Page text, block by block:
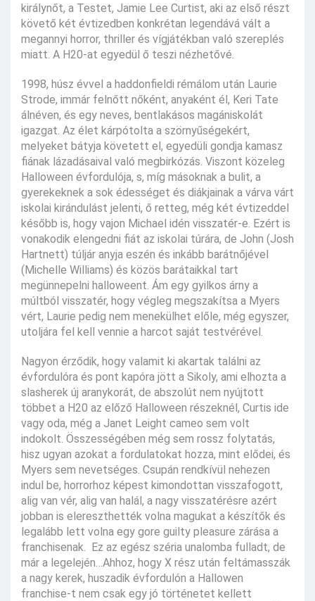
királynőt, a Testet, Jamie Lee Curtist, aki az első részt
követő két évtizedben konkrétan legendává vált a
megannyi horror, thriller és vígjátékban való szereplés
miatt. A H20-at egyedül ő teszi nézhetővé.
1998, húsz évvel a haddonfieldi rémálom után Laurie
Strode, immár felnőtt nőként, anyaként él, Keri Tate
álnéven, és egy neves, bentlakásos magániskolát
igazgat. Az élet kárpótolta a szörnyűségekért,
melyeket bátyja követett el, egyedüli gondja kamasz
fiának lázadásaival való megbirkózás. Viszont közeleg
Halloween évfordulója, s, míg másoknak a bulit, a
gyerekeknek a sok édességet és diákjainak a várva várt
iskolai kirándulást jelenti, ő retteg, még két évtizeddel
később is, hogy vajon Michael idén visszatér-e. Ezért is
vonakodik elengedni fiát az iskolai túrára, de John (Josh
Hartnett) túljár anyja eszén és inkább barátnőjével
(Michelle Williams) és közös barátaikkal tart
megünnepelni halloweent. Ám egy gyilkos árny a
múltból visszatér, hogy végleg megszakítsa a Myers
vért, Laurie pedig nem menekülhet előle, még egyszer,
utoljára fel kell vennie a harcot saját testvérével.
Nagyon érződik, hogy valamit ki akartak találni az
évfordulóra és pont kapóra jött a Sikoly, ami elhozta a
slasherek új aranykorát, de abszolút nem nyújtott
többet a H20 az előző Halloween részeknél, Curtis ide
vagy oda, még a Janet Leight cameo sem volt
indokolt. Összességében még sem rossz folytatás,
hisz ugyan azokat a fordulatokat hozza, mint elődei, és
Myers sem nevetséges. Csupán rendkívül nehezen
indul be, horrorhoz képest kimondottan visszafogott,
alig van vér, alig van halál, a nagy visszatérésre azért
jobban is elereszthették volna magukat a készítők és
legalább lett volna egy gore guilty pleasure zárása a
franchisenak. Ez az egész széria unalomba fulladt, de
már a legelején…Ahhoz, hogy X rész után feltámasszák
a nagy kerek, huszadik évfordulón a Hallowen
franchise-t nem csak egy jó történetet kellett